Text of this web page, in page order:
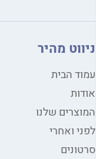
ניווט מהיר
עמוד הבית
אודות
המוצרים שלנו
לפני ואחרי
סרטונים